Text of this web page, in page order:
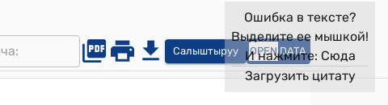
Салыштыруу OPEN DATA
Ошибка в тексте?
Выделите ее мышкой!
И нажмите: Сюда
Загрузить цитату